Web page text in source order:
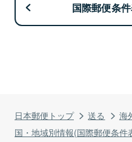
日本郵便トップ 送る
海
国・地域別情報(国際郵便条件
国際郵便条